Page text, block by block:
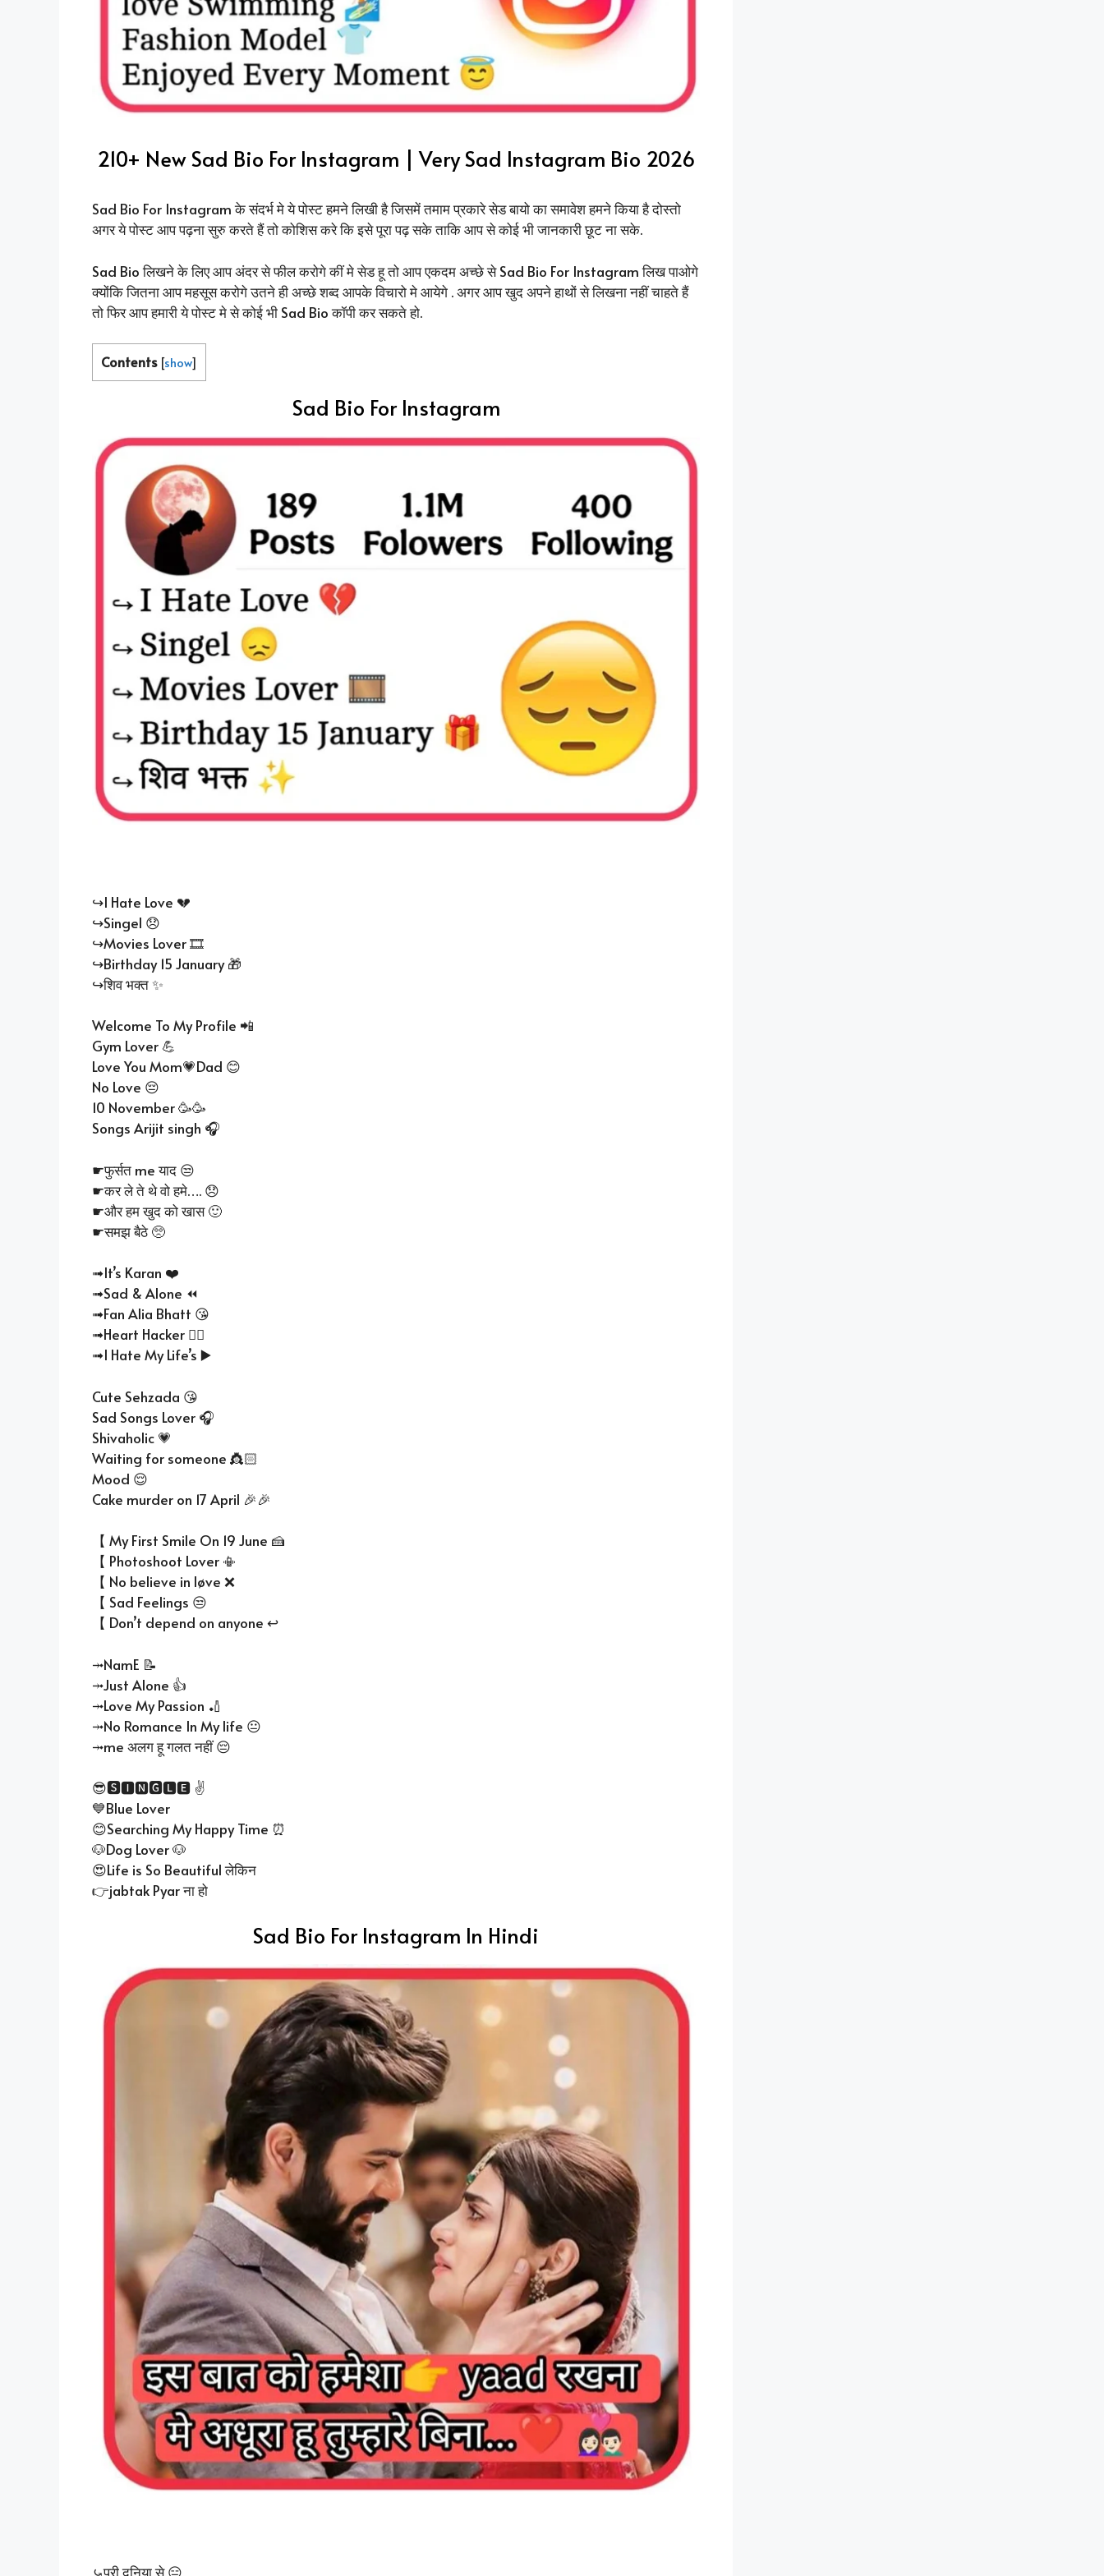
210+ New Sad Bio For Instagram | Very Sad Instagram Bio 2026
Sad Bio For Instagram के संदर्भ मे ये पोस्ट हमने लिखी है जिसमें तमाम प्रकारे सेड बायो का समावेश हमने किया है दोस्तो
अगर ये पोस्ट आप पढ़ना सुरु करते हैं तो कोशिस करे कि इसे पूरा पढ़ सके ताकि आप से कोई भी जानकारी छूट ना सके.
Sad Bio लिखने के लिए आप अंदर से फील करोगे कीं मे सेड हू तो आप एकदम अच्छे से Sad Bio For Instagram लिख पाओगे
क्योंकि जितना आप महसूस करोगे उतने ही अच्छे शब्द आपके विचारो मे आयेगे . अगर आप खुद अपने हाथों से लिखना नहीं चाहते हैं
तो फिर आप हमारी ये पोस्ट मे से कोई भी Sad Bio कॉपी कर सकते हो.
Contents [show]
Sad Bio For Instagram
↪I Hate Love 💔
↪Singel 😞
↪Movies Lover 🎞️
↪Birthday 15 January 🎁
↪शिव भक्त ✨
Welcome To My Profile 📲
Gym Lover 💪
Love You Mom💗Dad 😊
No Love 😔
10 November 🥳🥳
Songs Arijit singh 🎧
☛फुर्सत me याद 😒
☛कर ले ते थे वो हमे…. 😞
☛और हम खुद को खास 🙂
☛समझ बैठे 🥺
➟It’s Karan ❤️
➟Sad & Alone ⏪
➟Fan Alia Bhatt 😘
➟Heart Hacker ⛓️‍💥
➟I Hate My Life’s ▶️
Cute Sehzada 😘
Sad Songs Lover 🎧
Shivaholic 💗
Waiting for someone 👸🏻
Mood 😌
Cake murder on 17 April 🎉🎉
【 My First Smile On 19 June 🍰
【 Photoshoot Lover 📳
【 No believe in løve ❌
【 Sad Feelings 😒
【 Don’t depend on anyone ↩️
⤞NamE 📝
⤞Just Alone 👍
⤞Love My Passion 🏏
⤞No Romance In My life 😐
⤞me अलग हू गलत नहीं 😔
😎🆂🅸🅽🅶🅻🅴 ✌️
💙Blue Lover
😊Searching My Happy Time ⏰
🐶Dog Lover 🐶
😍Life is So Beautiful लेकिन
👉jabtak Pyar ना हो
Sad Bio For Instagram In Hindi